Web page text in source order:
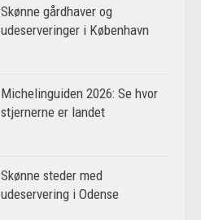
Skønne gårdhaver og
udeserveringer i København
Michelinguiden 2026: Se hvor
stjernerne er landet
Skønne steder med
udeservering i Odense